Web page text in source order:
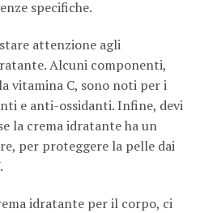
specifiche.
attenzione agli
Alcuni componenti,
vitamina C, sono noti per i
e anti-ossidanti. Infine, devi
la crema idratante ha un
per proteggere la pelle dai
idratante per il corpo, ci